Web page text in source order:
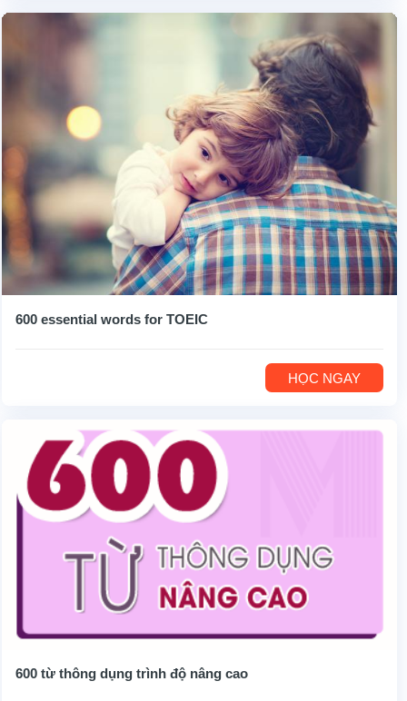
600 essential words for TOEIC
HỌC NGAY
600 từ thông dụng trình độ nâng cao